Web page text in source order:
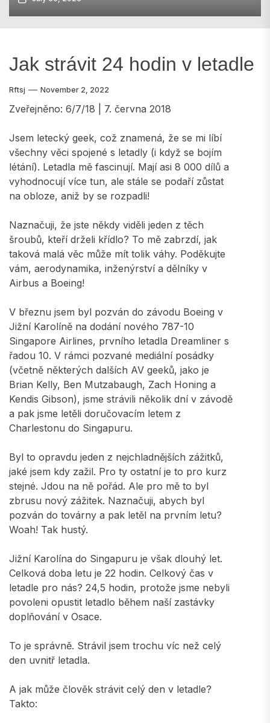
Jak strávit 24 hodin v letadle
Rftsj November 2, 2022
Zveřejněno: 6/7/18 | 7. června 2018
Jsem letecký geek, což znamená, že se mi líbí
všechny věci spojené s letadly (i když se bojím
létání). Letadla mě fascinují. Mají asi 8 000 dílů a
vyhodnocují více tun, ale stále se podaří zůstat
na obloze, aniž by se rozpadli!
Naznačuji, že jste někdy viděli jeden z těch
šroubů, kteří drželi křídlo? To mě zabrzdí, jak
taková malá věc může mít tolik váhy. Poděkujte
vám, aerodynamika, inženýrství a dělníky v
Airbus a Boeing!
V březnu jsem byl pozván do závodu Boeing v
Jižní Karolíně na dodání nového 787-10
Singapore Airlines, prvního letadla Dreamliner s
řadou 10. V rámci pozvané mediální posádky
(včetně některých dalších AV geeků, jako je
Brian Kelly, Ben Mutzabaugh, Zach Honing a
Kendis Gibson), jsme strávili několik dní v závodě
a pak jsme letěli doručovacím letem z
Charlestonu do Singapuru.
Byl to opravdu jeden z nejchladnějších zážitků,
jaké jsem kdy zažil. Pro ty ostatní je to pro kurz
stejné. Jdou na ně pořád. Ale pro mě to byl
zbrusu nový zážitek. Naznačuji, abych byl
pozván do továrny a pak letěl na prvním letu?
Woah! Tak hustý.
Jižní Karolína do Singapuru je však dlouhý let.
Celková doba letu je 22 hodin. Celkový čas v
letadle pro nás? 24,5 hodin, protože jsme nebyli
povoleni opustit letadlo během naší zastávky
doplňování v Osace.
To je správně. Strávil jsem trochu víc než celý
den uvnitř letadla.
A jak může člověk strávit celý den v letadle?
Takto: